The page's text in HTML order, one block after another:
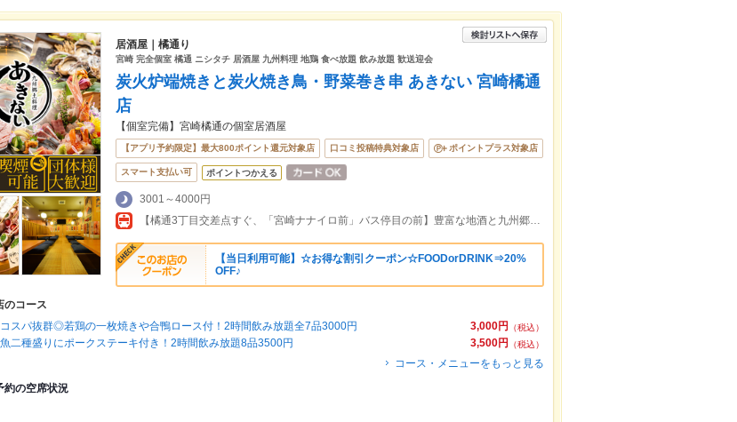
居酒屋｜橘通り
宮崎 完全個室 橘通 ニシタチ 居酒屋 九州料理 地鶏 食べ放題 飲み放題 歓送迎会
炭火炉端焼きと炭火焼き鳥・野菜巻き串 あきない 宮崎橘通
店
【個室完備】宮崎橘通の個室居酒屋
【アプリ予約限定】最大800ポイント還元対象店 口コミ投稿特典対象店 ポイントプラス対象店
スマート支払い可 ポイントつかえる
3001～4000円
【橘通3丁目交差点すぐ、「宮崎ナナイロ前」バス停目の前】豊富な地酒と九州郷土料理が自慢の居酒屋。
【当日利用可能】☆お得な割引クーポン☆FOODorDRINK⇒20%
OFF♪
のコース
3,000円
（税込）
コスパ抜群◎若鶏の一枚焼きや合鴨ロース付！2時間飲み放題全7品3000円
3,500円
（税込）
魚二種盛りにポークステーキ付き！2時間飲み放題8品3500円
コース・メニューをもっと見る
約の空席状況